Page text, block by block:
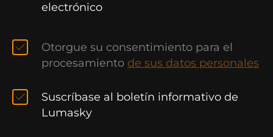
electrónico
Otorgue su consentimiento para el
procesamiento de sus datos personales
Suscríbase al boletín informativo de
Lumasky